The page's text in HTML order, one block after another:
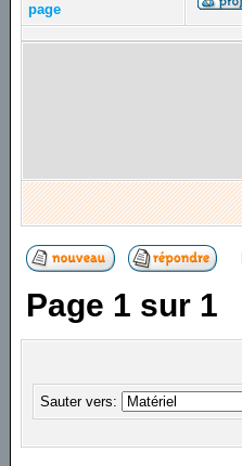
page
Page 1 sur 1
Sauter vers: